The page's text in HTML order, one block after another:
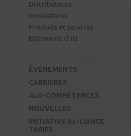
Distributeurs
Innovations
Produits et services
Bâtiments d'ici
ÉVÉNEMENTS
CARRIÈRES
ALU-COMPÉTENCES
NOUVELLES
INITIATIVE AL-LIANCE
TARIFS